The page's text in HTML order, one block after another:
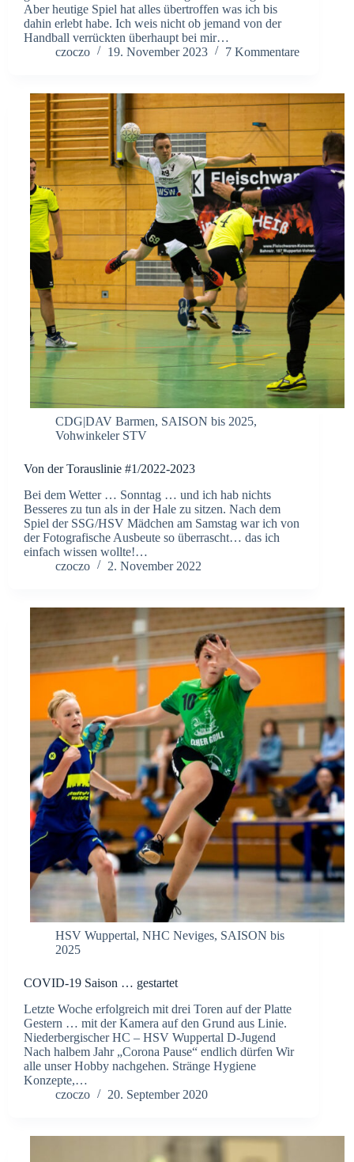
Aber heutige Spiel hat alles übertroffen was ich bis
dahin erlebt habe. Ich weis nicht ob jemand von der
Handball verrückten überhaupt bei mir…
czoczo
19. November 2023 7 Kommentare
CDG|DAV Barmen, SAISON bis 2025,
Vohwinkeler STV
Von der Torauslinie #1/2022-2023
Bei dem Wetter … Sonntag … und ich hab nichts
Besseres zu tun als in der Hale zu sitzen. Nach dem
Spiel der SSG/HSV Mädchen am Samstag war ich von
der Fotografische Ausbeute so überrascht… das ich
einfach wissen wollte!…
czoczo
2. November 2022
HSV Wuppertal, NHC Neviges, SAISON bis
2025
COVID-19 Saison … gestartet
Letzte Woche erfolgreich mit drei Toren auf der Platte
Gestern … mit der Kamera auf den Grund aus Linie.
Niederbergischer HC – HSV Wuppertal D-Jugend
Nach halbem Jahr „Corona Pause“ endlich dürfen Wir
alle unser Hobby nachgehen. Stränge Hygiene
Konzepte,…
czoczo
20. September 2020